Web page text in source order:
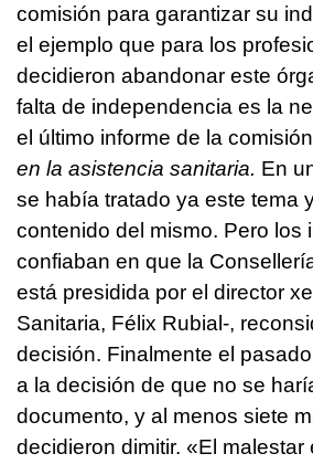
comisión para garantizar su
el ejemplo que para los
decidieron abandonar este
falta de independencia es la
el último informe de la comisión
en la asistencia sanitaria. En
se había tratado ya este tema
contenido del mismo. Pero los
confiaban en que la
está presidida por el director
Sanitaria, Félix Rubial-,
decisión. Finalmente el
a la decisión de que no se
documento, y al menos siete
decidieron dimitir. «El malestar